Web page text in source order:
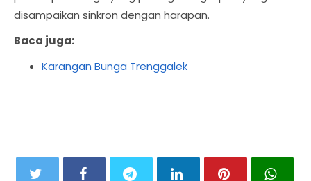
disampaikan sinkron dengan harapan.
Baca juga:
Karangan Bunga Trenggalek